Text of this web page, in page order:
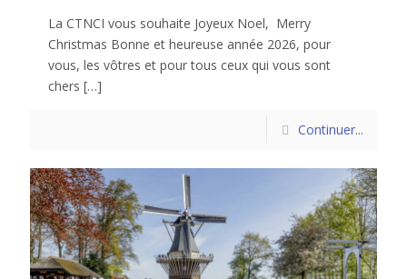
La CTNCI vous souhaite Joyeux Noel, Merry
Christmas Bonne et heureuse année 2026, pour
vous, les vôtres et pour tous ceux qui vous sont
chers […]
Continuer...